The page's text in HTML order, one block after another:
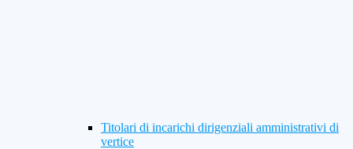
Titolari di incarichi dirigenziali amministrativi di
vertice